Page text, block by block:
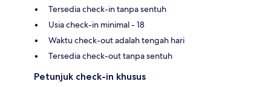
Tersedia check-in tanpa sentuh
Usia check-in minimal - 18
Waktu check-out adalah tengah hari
Tersedia check-out tanpa sentuh
Petunjuk check-in khusus